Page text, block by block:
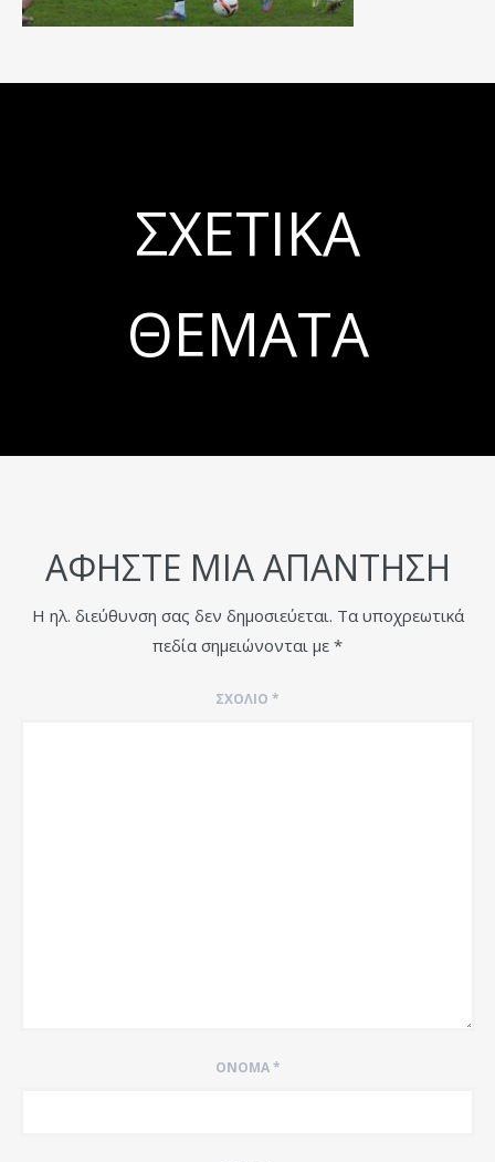
ΣΧΕΤΙΚΆ
ΘΈΜΑΤΑ
ΑΦΉΣΤΕ ΜΙΑ ΑΠΆΝΤΗΣΗ
Η ηλ. διεύθυνση σας δεν δημοσιεύεται. Τα υποχρεωτικά
πεδία σημειώνονται με *
ΣΧΌΛΙΟ *
ΌΝΟΜΑ*